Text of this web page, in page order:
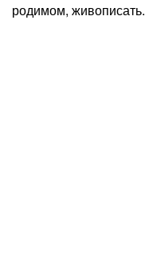
родимом, живописать.